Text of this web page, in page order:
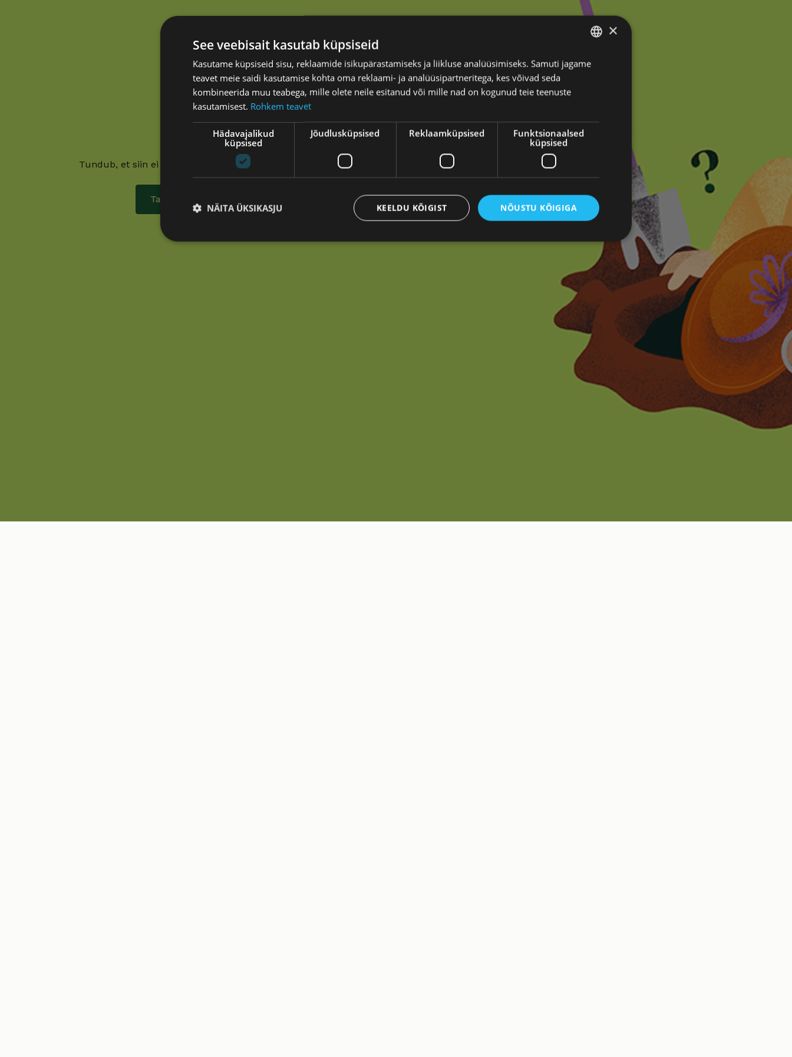
Tundub, et siin ei läinud mitte midagi kasvama.
Tagasi avalehele
ESTONIAN
×
See veebisait kasutab küpsiseid
Kasutame küpsiseid sisu, reklaamide isikupärastamiseks ja liikluse analüüsimiseks. Samuti jagame
teavet meie saidi kasutamise kohta oma reklaami- ja analüüsipartneritega, kes võivad seda
kombineerida muu teabega, mille olete neile esitanud või mille nad on kogunud teie teenuste
kasutamisest. Rohkem teavet
Hädavajalikud
küpsised
Jõudlusküpsised Reklaamküpsised
Funktsionaalsed
küpsised
NÕUSTU KÕIGIGA
KEELDU KÕIGIST
NÄITA ÜKSIKASJU